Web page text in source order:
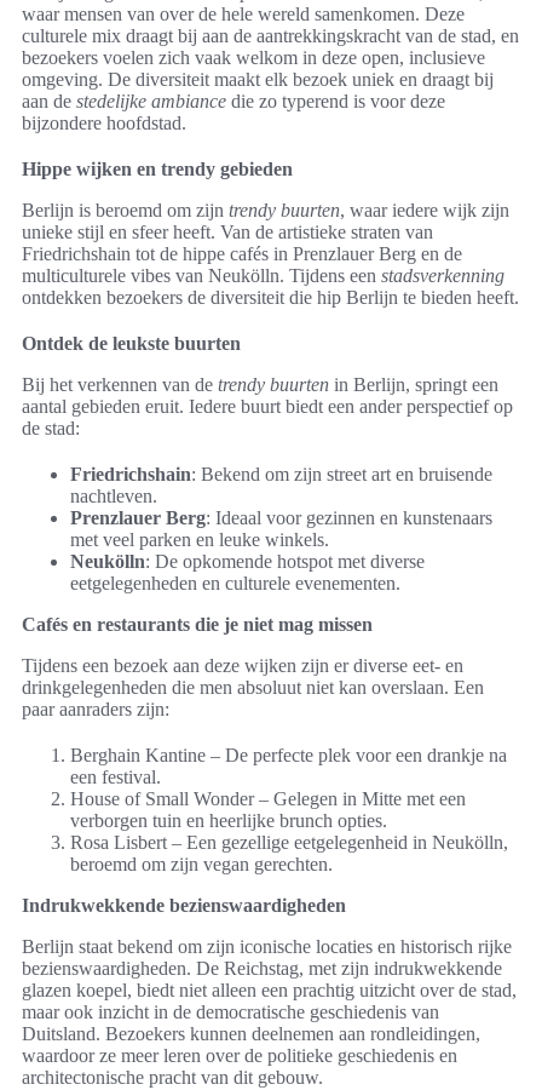
waar mensen van over de hele wereld samenkomen. Deze
culturele mix draagt bij aan de aantrekkingskracht van de stad, en
bezoekers voelen zich vaak welkom in deze open, inclusieve
omgeving. De diversiteit maakt elk bezoek uniek en draagt bij
aan de stedelijke ambiance die zo typerend is voor deze
bijzondere hoofdstad.
Hippe wijken en trendy gebieden
Berlijn is beroemd om zijn trendy buurten, waar iedere wijk zijn
unieke stijl en sfeer heeft. Van de artistieke straten van
Friedrichshain tot de hippe cafés in Prenzlauer Berg en de
multiculturele vibes van Neukölln. Tijdens een stadsverkenning
ontdekken bezoekers de diversiteit die hip Berlijn te bieden heeft.
Ontdek de leukste buurten
Bij het verkennen van de trendy buurten in Berlijn, springt een
aantal gebieden eruit. Iedere buurt biedt een ander perspectief op
de stad:
Friedrichshain: Bekend om zijn street art en bruisende
nachtleven.
Prenzlauer Berg: Ideaal voor gezinnen en kunstenaars
met veel parken en leuke winkels.
Neukölln: De opkomende hotspot met diverse
eetgelegenheden en culturele evenementen.
Cafés en restaurants die je niet mag missen
Tijdens een bezoek aan deze wijken zijn er diverse eet- en
drinkgelegenheden die men absoluut niet kan overslaan. Een
paar aanraders zijn:
Berghain Kantine – De perfecte plek voor een drankje na
een festival.
House of Small Wonder – Gelegen in Mitte met een
verborgen tuin en heerlijke brunch opties.
Rosa Lisbert – Een gezellige eetgelegenheid in Neukölln,
beroemd om zijn vegan gerechten.
Indrukwekkende bezienswaardigheden
Berlijn staat bekend om zijn iconische locaties en historisch rijke
bezienswaardigheden. De Reichstag, met zijn indrukwekkende
glazen koepel, biedt niet alleen een prachtig uitzicht over de stad,
maar ook inzicht in de democratische geschiedenis van
Duitsland. Bezoekers kunnen deelnemen aan rondleidingen,
waardoor ze meer leren over de politieke geschiedenis en
architectonische pracht van dit gebouw.